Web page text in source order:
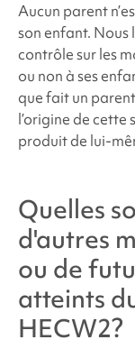
Aucun parent
son enfant. Nous
contrôle sur les
ou non à ses
que fait un
l’origine de cette
produit de lui-
Quelles
d'autres
ou de
atteints
HECW2?